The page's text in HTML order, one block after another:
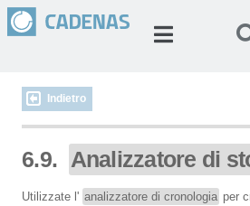
Indietro
6.9. Analizzatore di
Utilizzate l' analizzatore di cronologia per